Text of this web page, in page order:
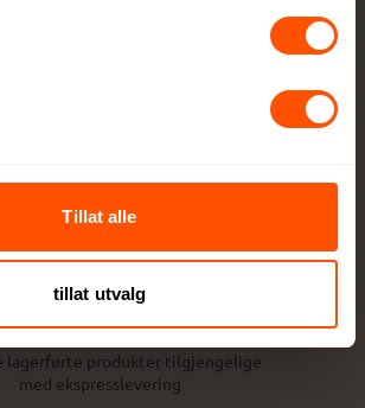
Tillat alle
tillat utvalg
Ekspressortiment
lagerførte produkter tilgjengelige
med ekspresslevering